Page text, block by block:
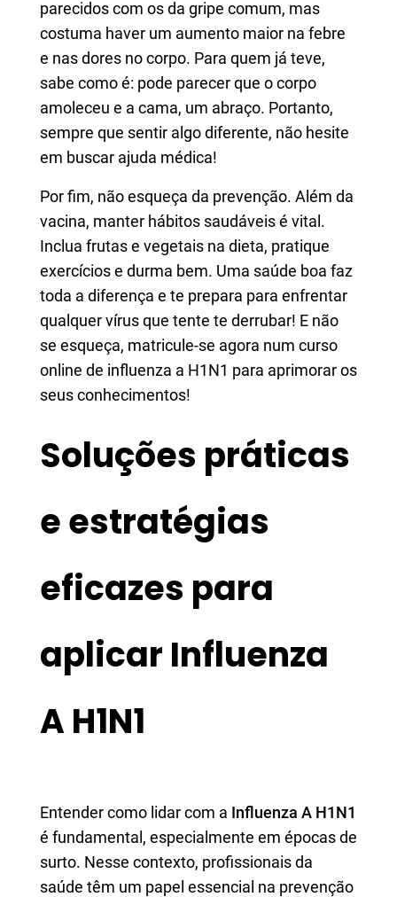
parecidos com os da gripe comum, mas
costuma haver um aumento maior na febre
e nas dores no corpo. Para quem já teve,
sabe como é: pode parecer que o corpo
amoleceu e a cama, um abraço. Portanto,
sempre que sentir algo diferente, não hesite
em buscar ajuda médica!
Por fim, não esqueça da prevenção. Além da
vacina, manter hábitos saudáveis é vital.
Inclua frutas e vegetais na dieta, pratique
exercícios e durma bem. Uma saúde boa faz
toda a diferença e te prepara para enfrentar
qualquer vírus que tente te derrubar! E não
se esqueça, matricule-se agora num curso
online de influenza a H1N1 para aprimorar os
seus conhecimentos!
Soluções práticas
e estratégias
eficazes para
aplicar Influenza
A H1N1
Entender como lidar com a Influenza A H1N1
é fundamental, especialmente em épocas de
surto. Nesse contexto, profissionais da
saúde têm um papel essencial na prevenção